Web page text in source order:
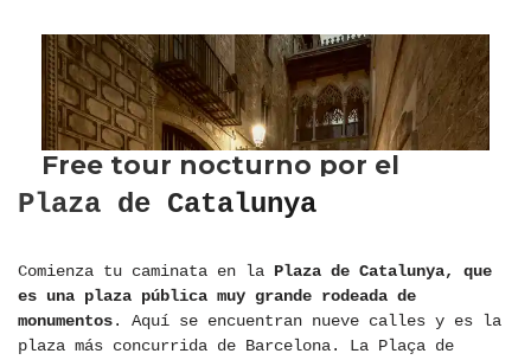
Plaza de Catalunya
Comienza tu caminata en la Plaza de Catalunya, que
es una plaza pública muy grande rodeada de
monumentos. Aquí se encuentran nueve calles y es la
plaza más concurrida de Barcelona. La Plaça de